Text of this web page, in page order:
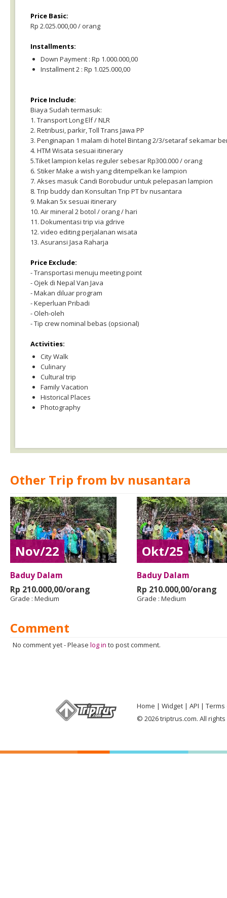
Price Basic:
Rp 2.025.000,00 / orang
Installments:
Down Payment : Rp 1.000.000,00
Installment 2 : Rp 1.025.000,00
Price Include:
Biaya Sudah termasuk:
1. Transport Long Elf / NLR
2. Retribusi, parkir, Toll Trans Jawa PP
3. Penginapan 1 malam di hotel Bintang 2/3/setaraf sekamar
4. HTM Wisata sesuai itinerary
5.Tiket lampion kelas reguler sebesar Rp300.000 / orang
6. Stiker Make a wish yang ditempelkan ke lampion
7. Akses masuk Candi Borobudur untuk pelepasan lampion
8. Trip buddy dan Konsultan Trip PT bv nusantara
9. Makan 5x sesuai itinerary
10. Air mineral 2 botol / orang / hari
11. Dokumentasi trip via gdrive
12. video editing perjalanan wisata
13. Asuransi Jasa Raharja
Price Exclude:
- Transportasi menuju meeting point
- Ojek di Nepal Van Java
- Makan diluar program
- Keperluan Pribadi
- Oleh-oleh
- Tip crew nominal bebas (opsional)
Activities:
City Walk
Culinary
Cultural trip
Family Vacation
Historical Places
Photography
Other Trip from bv nusantara
Nov/22
Baduy Dalam
Rp 210.000,00/orang
Grade : Medium
Okt/25
Baduy Dalam
Rp 210.000,00/orang
Grade : Medium
Comment
No comment yet-Please log in to post comment.
Home Widget API
Terms
© 2026 triptrus.com. All